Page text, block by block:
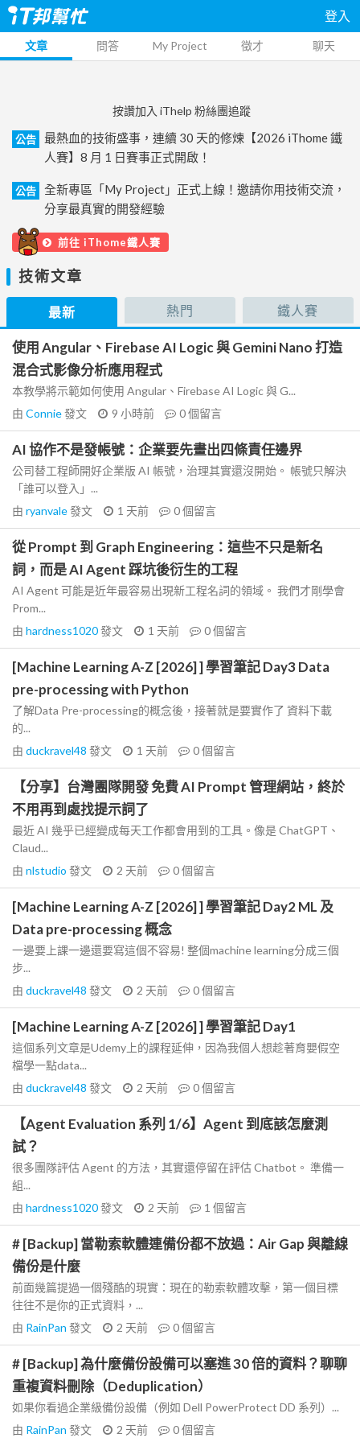
登入
文章 問答 My Project 徵才 聊天
按讚加入 iThelp 粉絲團追蹤
公告
最熱血的技術盛事，連續 30 天的修煉【2026 iThome 鐵
人賽】8 月 1 日賽事正式開啟！
公告
全新專區「My Project」正式上線！邀請你用技術交流，
分享最真實的開發經驗
前往 iThome鐵人賽
技術文章
最新 熱門 鐵人賽
使用 Angular、Firebase AI Logic 與 Gemini Nano 打造
混合式影像分析應用程式
本教學將示範如何使用 Angular、Firebase AI Logic 與 G...
由 Connie發文 9 小時前 0個留言
AI 協作不是發帳號：企業要先畫出四條責任邊界
公司替工程師開好企業版 AI 帳號，治理其實還沒開始。 帳號只解決
「誰可以登入」...
由 ryanvale發文 1 天前 0個留言
從 Prompt 到 Graph Engineering：這些不只是新名
詞，而是 AI Agent 踩坑後衍生的工程
AI Agent 可能是近年最容易出現新工程名詞的領域。 我們才剛學會
Prom...
由 hardness1020發文 1 天前 0個留言
[Machine Learning A-Z [2026] ] 學習筆記 Day3 Data
pre-processing with Python
了解Data Pre-processing的概念後，接著就是要實作了 資料下載
的...
由 duckravel48 發文 1 天前 0個留言
【分享】台灣團隊開發 免費 AI Prompt 管理網站，終於
不用再到處找提示詞了
最近 AI 幾乎已經變成每天工作都會用到的工具。像是 ChatGPT、
Claud...
由 nlstudio 發文 2 天前 0個留言
[Machine Learning A-Z [2026] ] 學習筆記 Day2 ML 及
Data pre-processing 概念
一邊要上課一邊還要寫這個不容易! 整個machine learning分成三個
步...
由 duckravel48 發文 2 天前 0個留言
[Machine Learning A-Z [2026] ] 學習筆記 Day1
這個系列文章是Udemy上的課程延伸，因為我個人想趁著育嬰假空
檔學一點data...
由 duckravel48 發文 2 天前 0個留言
【Agent Evaluation 系列 1/6】Agent 到底該怎麼測
試？
很多團隊評估 Agent 的方法，其實還停留在評估 Chatbot。 準備一
組...
由 hardness1020發文 2 天前 1 個留言
# [Backup] 當勒索軟體連備份都不放過：Air Gap 與離線
備份是什麼
前面幾篇提過一個殘酷的現實：現在的勒索軟體攻擊，第一個目標
往往不是你的正式資料，...
由 RainPan 發文 2 天前 0個留言
# [Backup] 為什麼備份設備可以塞進 30 倍的資料？聊聊
重複資料刪除（Deduplication）
如果你看過企業級備份設備（例如 Dell PowerProtect DD 系列）...
由 RainPan 發文 2 天前 0個留言